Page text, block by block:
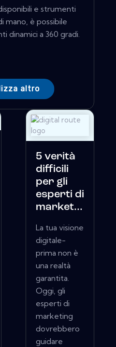
e strumenti
mano, è possibile
dinamici a 360 gradi.
altro
5 verità
difficili
per gli
esperti di
market...
La tua visione
digitale-
prima non è
una realtà
garantita.
Oggi, gli
esperti di
marketing
dovrebbero
guidare